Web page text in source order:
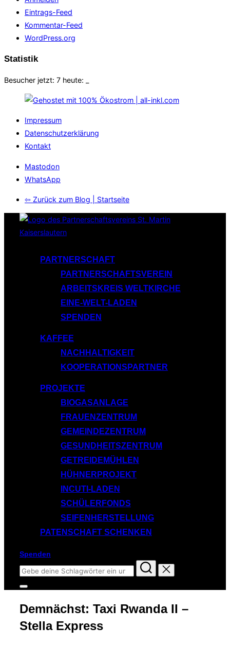
Eintrags-Feed
Kommentar-Feed
WordPress.org
Statistik
Besucher jetzt: 7 heute:
Impressum
Datenschutzerklärung
Kontakt
Mastodon
WhatsApp
⇦ Zurück zum Blog | Startseite
Inhalt
PARTNERSCHAFT
PARTNERSCHAFTSVEREIN
ARBEITSKREIS WELTKIRCHE
EINE-WELT-LADEN
SPENDEN
KAFFEE
NACHHALTIGKEIT
KOOPERATIONSPARTNER
PROJEKTE
BIOGASANLAGE
FRAUENZENTRUM
GEMEINDEZENTRUM
GESUNDHEITSZENTRUM
GETREIDEMÜHLEN
HÜHNERPROJEKT
INCUTI-LADEN
SCHÜLERFONDS
SEIFENHERSTELLUNG
PATENSCHAFT SCHENKEN
Spenden
Suchen
nach:
Seitenleiste
Navigation
umschalten
Demnächst: Taxi Rwanda II –
Stella Express